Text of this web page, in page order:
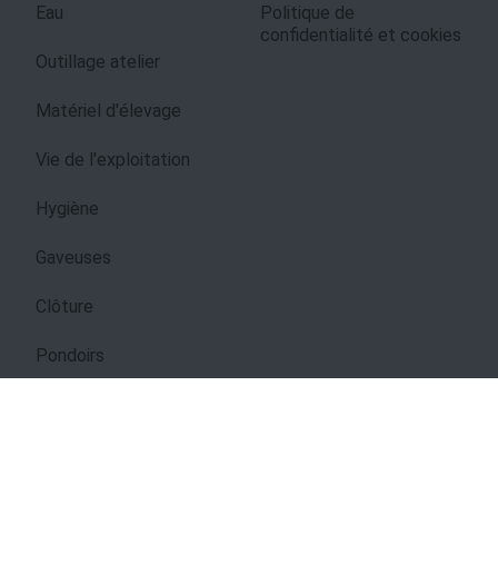
Eau
Outillage atelier
Matériel d'élevage
Vie de l'exploitation
Hygiène
Gaveuses
Clôture
Pondoirs
Politique de
confidentialité et cookies